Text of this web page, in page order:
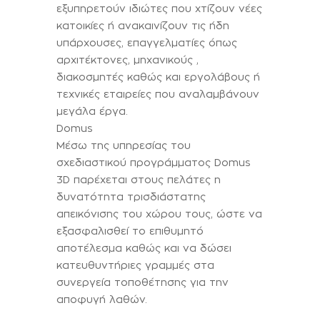
εξυπηρετούν ιδιώτες που χτίζουν νέες
κατοικίες ή ανακαινίζουν τις ήδη
υπάρχουσες, επαγγελματίες όπως
αρχιτέκτονες, μηχανικούς ,
διακοσμητές καθώς και εργολάβους ή
τεχνικές εταιρείες που αναλαμβάνουν
μεγάλα έργα.
Domus
Μέσω της υπηρεσίας του
σχεδιαστικού προγράμματος Domus
3D παρέχεται στους πελάτες η
δυνατότητα τρισδιάστατης
απεικόνισης του χώρου τους, ώστε να
εξασφαλισθεί το επιθυμητό
αποτέλεσμα καθώς και να δώσει
κατευθυντήριες γραμμές στα
συνεργεία τοποθέτησης για την
αποφυγή λαθών.